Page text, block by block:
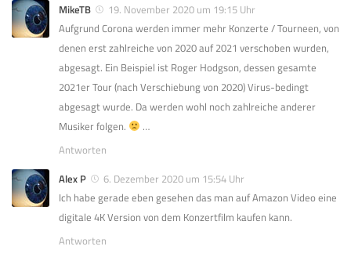
MikeTB
19. November 2020 um 19:15 Uhr
Aufgrund Corona werden immer mehr Konzerte / Tourneen, von
denen erst zahlreiche von 2020 auf 2021 verschoben wurden,
abgesagt. Ein Beispiel ist Roger Hodgson, dessen gesamte
2021er Tour (nach Verschiebung von 2020) Virus-bedingt
abgesagt wurde. Da werden wohl noch zahlreiche anderer
Musiker folgen.
…
Antworten
Alex P
6. Dezember 2020 um 15:54 Uhr
Ich habe gerade eben gesehen das man auf Amazon Video eine
digitale 4K Version von dem Konzertfilm kaufen kann.
Antworten